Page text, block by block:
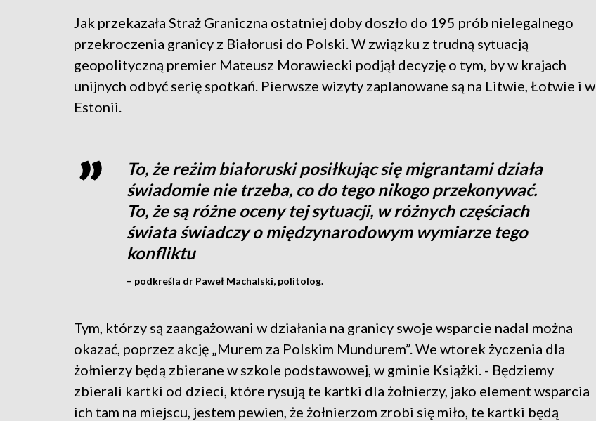
Jak przekazała Straż Graniczna ostatniej doby doszło do 195 prób nielegalnego
przekroczenia granicy z Białorusi do Polski. W związku z trudną sytuacją
geopolityczną premier Mateusz Morawiecki podjął decyzję o tym, by w krajach
unijnych odbyć serię spotkań. Pierwsze wizyty zaplanowane są na Litwie, Łotwie i w
Estonii.
To, że reżim białoruski posiłkując się migrantami działa
świadomie nie trzeba, co do tego nikogo przekonywać.
To, że są różne oceny tej sytuacji, w różnych częściach
świata świadczy o międzynarodowym wymiarze tego
konfliktu
– podkreśla dr Paweł Machalski, politolog.
Tym, którzy są zaangażowani w działania na granicy swoje wsparcie nadal można
okazać, poprzez akcję „Murem za Polskim Mundurem”. We wtorek życzenia dla
żołnierzy będą zbierane w szkole podstawowej, w gminie Książki. - Będziemy
zbierali kartki od dzieci, które rysują te kartki dla żołnierzy, jako element wsparcia
ich tam na miejscu, jestem pewien, że żołnierzom zrobi się miło, te kartki będą